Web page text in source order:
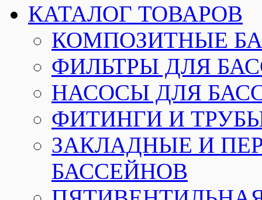
КАТАЛОГ ТОВАРОВ
КОМПОЗИТНЫЕ
ФИЛЬТРЫ ДЛЯ
НАСОСЫ ДЛЯ
ФИТИНГИ И
ЗАКЛАДНЫЕ И
БАССЕЙНОВ